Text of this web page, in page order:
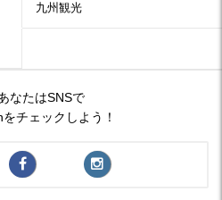
九州観光
なたはSNSで
チェックしよう！